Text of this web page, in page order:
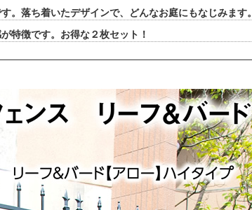
。落ち着いたデザインで、どんなお庭にもなじみます。
特徴です。お得な２枚セット！